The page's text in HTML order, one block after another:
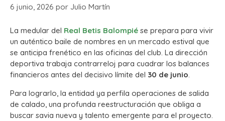
6 junio, 2026 por Julio Martín
La medular del Real Betis Balompié se prepara para vivir
un auténtico baile de nombres en un mercado estival que
se anticipa frenético en las oficinas del club. La dirección
deportiva trabaja contrarreloj para cuadrar los balances
financieros antes del decisivo límite del 30 de junio.
Para lograrlo, la entidad ya perfila operaciones de salida
de calado, una profunda reestructuración que obliga a
buscar savia nueva y talento emergente para el proyecto.